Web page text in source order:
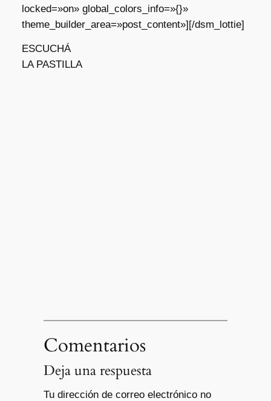
locked=»on» global_colors_info=»{}»
theme_builder_area=»post_content»][/dsm_lottie]
ESCUCHÁ
LA PASTILLA
Comentarios
Deja una respuesta
Tu dirección de correo electrónico no